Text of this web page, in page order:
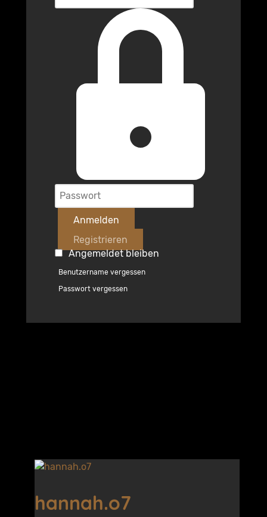
Anmelden
Registrieren
Angemeldet bleiben
Benutzername vergessen
Passwort vergessen
hannah.o7